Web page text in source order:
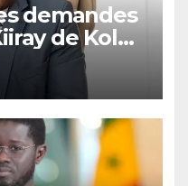
demandes
de Kolda
à
Dianté